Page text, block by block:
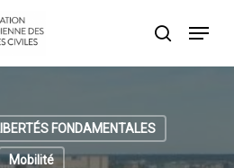
recherche
Menu
FONDAMENTALES
Mobilité